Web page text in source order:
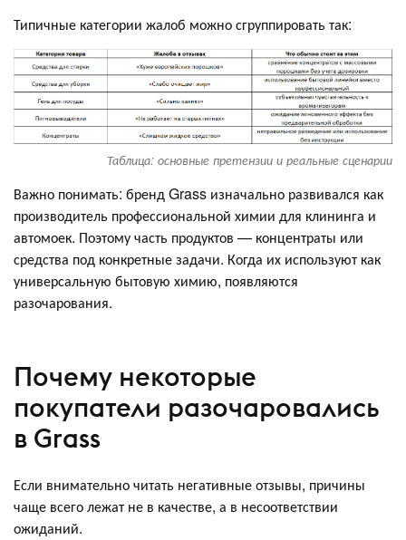
Типичные категории жалоб можно сгруппировать так:
Таблица: основные претензии и реальные сценарии
Важно понимать: бренд Grass изначально развивался как
производитель профессиональной химии для клининга и
автомоек. Поэтому часть продуктов — концентраты или
средства под конкретные задачи. Когда их используют как
универсальную бытовую химию, появляются
разочарования.
Почему некоторые
покупатели разочаровались
в Grass
Если внимательно читать негативные отзывы, причины
чаще всего лежат не в качестве, а в несоответствии
ожиданий.